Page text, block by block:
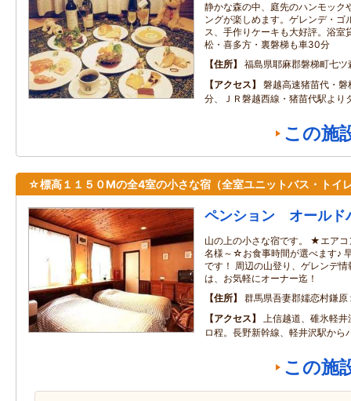
静かな森の中、庭先のハンモック
ングが楽しめます。ゲレンデ・ゴ
ス、手作りケーキも大好評。浴
松・喜多方・裏磐梯も車30分
住所
福島県耶麻郡磐梯町七
アクセス
磐越高速猪苗代・
分、ＪＲ磐越西線・猪苗代駅より
この施
☆標高１１５０Mの全4室の小さな宿（全室ユニットバス・トイ
ペンション オールド
山の上の小さな宿です。 ★エア
名様～☆お食事時間が選べます♪
です！ 周辺の山登り、ゲレンデ
は、お気軽にオーナー迄！
住所
群馬県吾妻郡嬬恋村鎌
アクセス
上信越道、碓氷軽
ロ程。長野新幹線、軽井沢駅から
この施